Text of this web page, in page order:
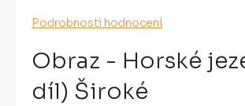
Průměrné
produktu
je
0,0
z
Podrobnosti hodnocení
Obraz - Horské
díl) Široké